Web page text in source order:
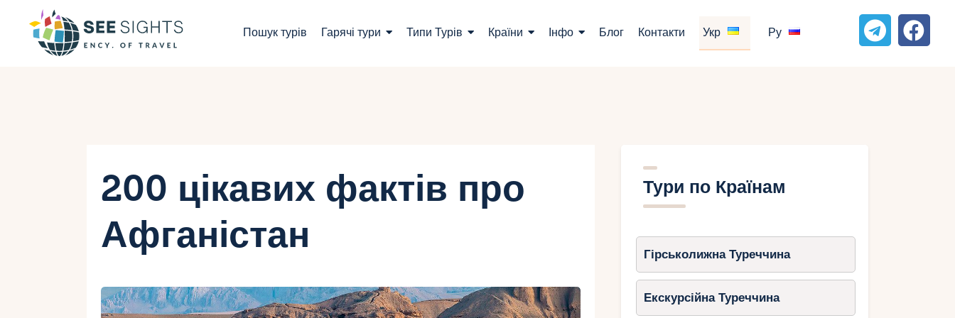
Пошук турів Гарячі тури Типи Турів Країни Інфо Блог Контакти Укр Ру
Інфо
Блог
Контакти
Укр
200 цікавих фактів про
Афганістан
Тури по Країнам
Гірськолижна Туреччина
Екскурсійна Туреччина